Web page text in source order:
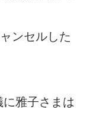
ンセルした
雅子さまは